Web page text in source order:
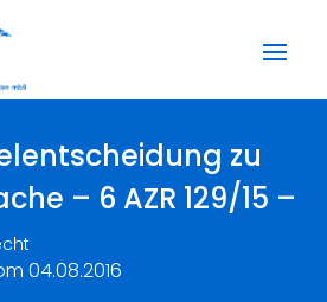
zu
– 6 AZR 129/15 –
04.08.2016